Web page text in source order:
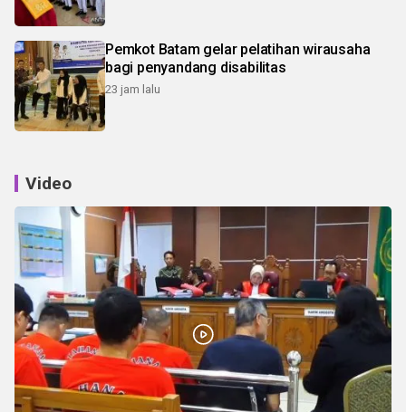
Pemkot Batam gelar pelatihan wirausaha
bagi penyandang disabilitas
23 jam lalu
Video